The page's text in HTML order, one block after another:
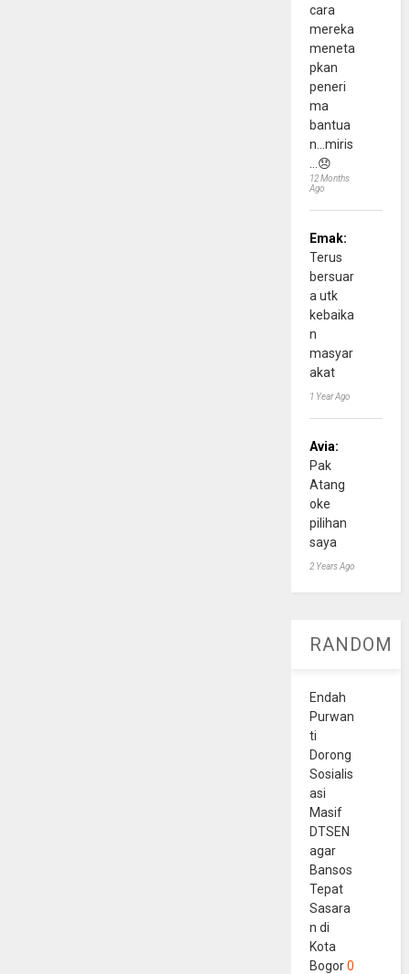
cara
mereka
meneta
pkan
peneri
ma
bantua
n...miris
...😞
12 Months
Ago
Emak:
Terus
bersuar
a utk
kebaika
n
masyar
akat
1 Year Ago
Avia:
Pak
Atang
oke
pilihan
saya
2 Years Ago
RANDOM
Endah
Purwan
ti
Dorong
Sosialis
asi
Masif
DTSEN
agar
Bansos
Tepat
Sasara
n di
Kota
Bogor 0